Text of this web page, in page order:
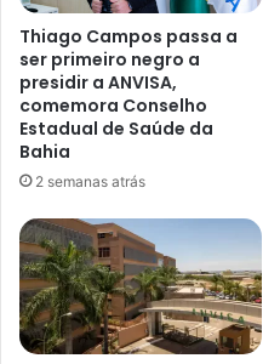
Thiago Campos passa a
ser primeiro negro a
presidir a ANVISA,
comemora Conselho
Estadual de Saúde da
Bahia
2 semanas atrás